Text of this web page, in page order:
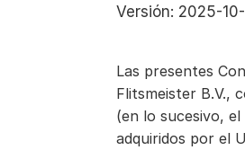
Versión: 2025-10-
Las presentes
Flitsmeister B.V.,
(en lo sucesivo,
adquiridos por el